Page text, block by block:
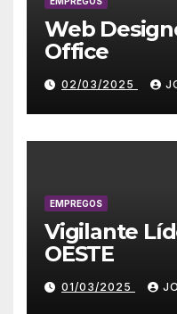
Web
Office
02/03/2025
EMPREGOS
Vigilante
OESTE
01/03/2025